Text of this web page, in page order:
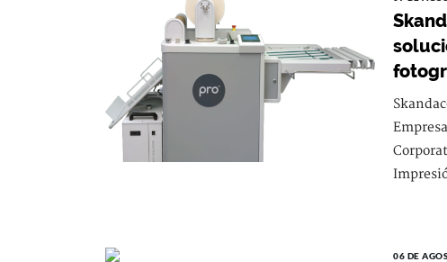
06 DE